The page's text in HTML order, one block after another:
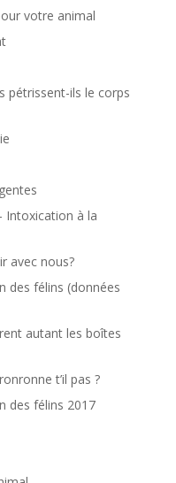
votre animal
pétrissent-ils le corps
Intoxication à la
avec nous?
des félins (données
autant les boîtes
t’il pas ?
des félins 2017